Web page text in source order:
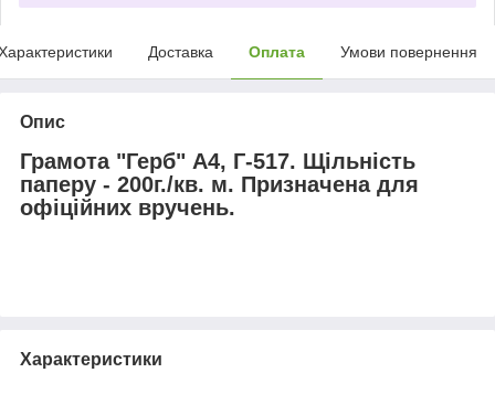
Доставка Оплата Умови повернення
Опис
Грамота "Герб" А4, Г-517. Щільність
паперу - 200г./кв. м. Призначена для
офіційних вручень.
Характеристики